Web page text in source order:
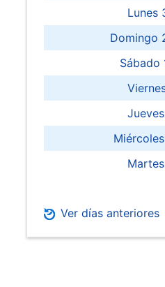
Lunes
Domingo
Sábado
Ver días anteriores